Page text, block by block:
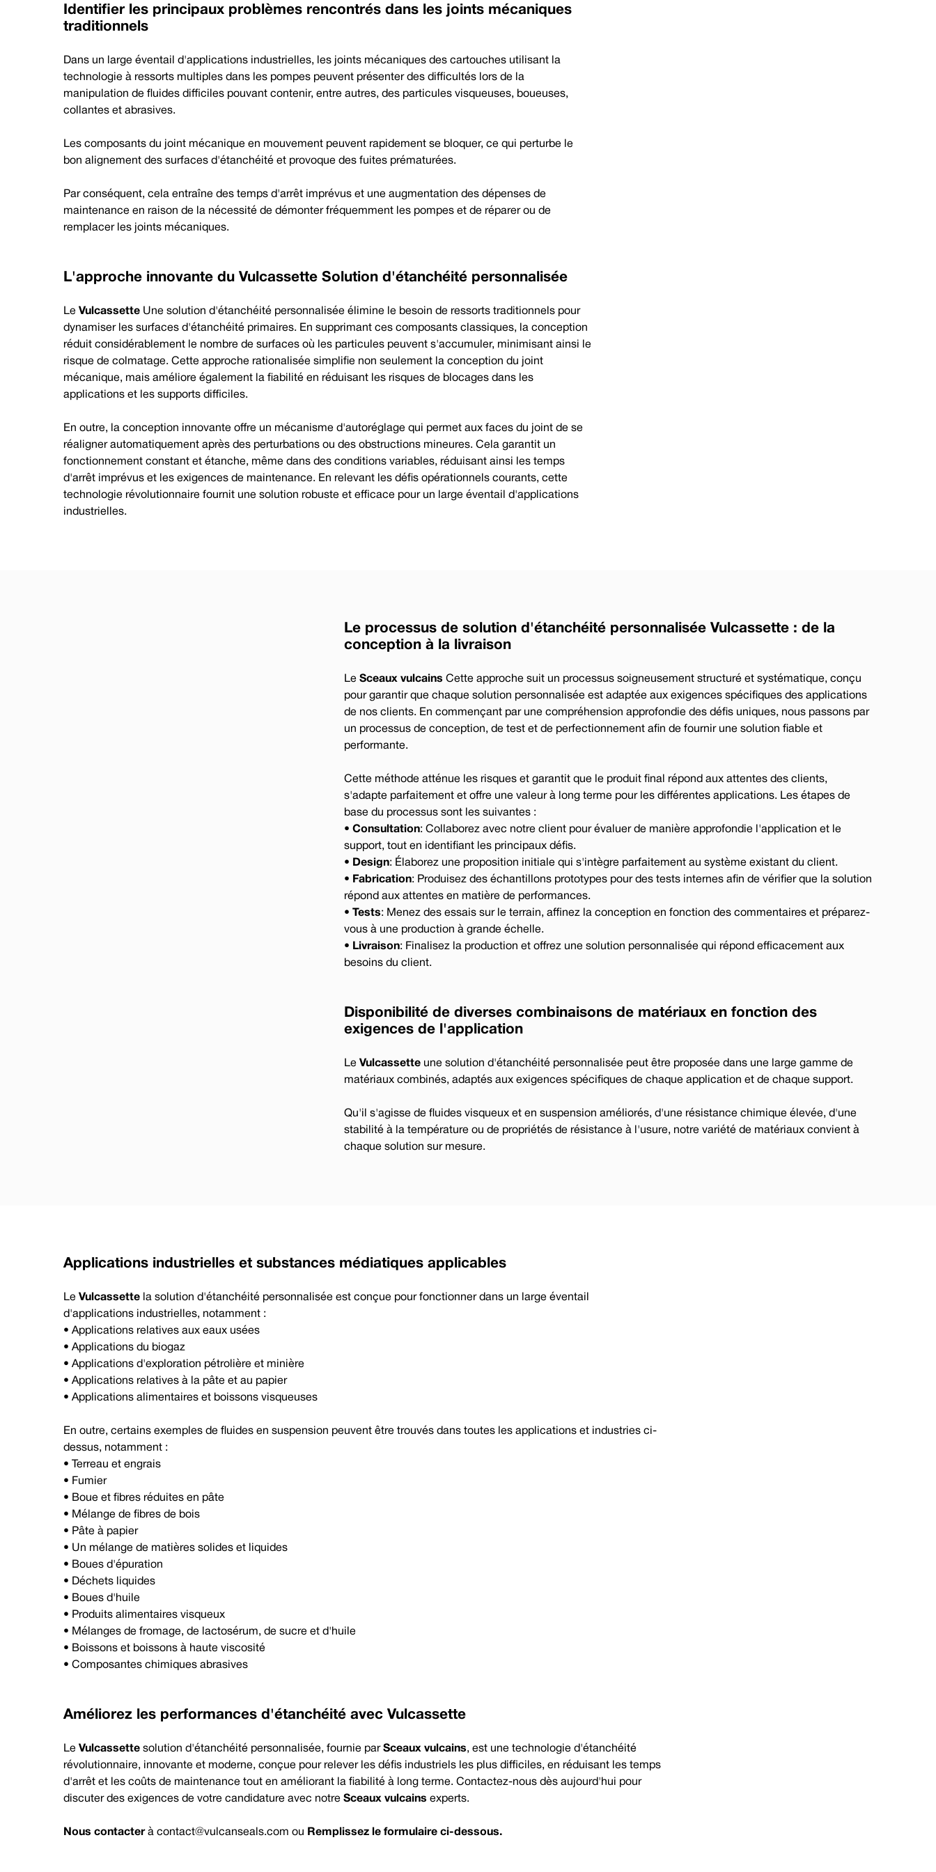
Email : contact@vulcanseals.com
Embrace Excellence - Vulcan Service, Quality and Value
Mechanical Seals | FEP/PFA Encapsulated ‘O’-rings | Gland Packing | Expanded PTFE Gasketing
Identifier les principaux problèmes rencontrés dans les joints mécaniques
traditionnels
Dans un large éventail d'applications industrielles, les joints mécaniques des cartouches utilisant la
technologie à ressorts multiples dans les pompes peuvent présenter des difficultés lors de la
manipulation de fluides difficiles pouvant contenir, entre autres, des particules visqueuses, boueuses,
collantes et abrasives.
Les composants du joint mécanique en mouvement peuvent rapidement se bloquer, ce qui perturbe le
bon alignement des surfaces d'étanchéité et provoque des fuites prématurées.
Par conséquent, cela entraîne des temps d'arrêt imprévus et une augmentation des dépenses de
maintenance en raison de la nécessité de démonter fréquemment les pompes et de réparer ou de
remplacer les joints mécaniques.
L'approche innovante duVulcassetteSolution d'étanchéité personnalisée
LeVulcassette Une solution d'étanchéité personnalisée élimine le besoin de ressorts traditionnels pour
dynamiser les surfaces d'étanchéité primaires. En supprimant ces composants classiques, la conception
réduit considérablement le nombre de surfaces où les particules peuvent s'accumuler, minimisant ainsi le
risque de colmatage. Cette approche rationalisée simplifie non seulement la conception du joint
mécanique, mais améliore également la fiabilité en réduisant les risques de blocages dans les
applications et les supports difficiles.
En outre, la conception innovante offre un mécanisme d'autoréglage qui permet aux faces du joint de se
réaligner automatiquement après des perturbations ou des obstructions mineures. Cela garantit un
fonctionnement constant et étanche, même dans des conditions variables, réduisant ainsi les temps
d'arrêt imprévus et les exigences de maintenance. En relevant les défis opérationnels courants, cette
technologie révolutionnaire fournit une solution robuste et efficace pour un large éventail d'applications
industrielles.
Le processus de solution d'étanchéité personnalisée Vulcassette : de la
conception à la livraison
LeSceaux vulcains Cette approche suit un processus soigneusement structuré et systématique, conçu
pour garantir que chaque solution personnalisée est adaptée aux exigences spécifiques des applications
de nos clients. En commençant par une compréhension approfondie des défis uniques, nous passons par
un processus de conception, de test et de perfectionnement afin de fournir une solution fiable et
performante.
Cette méthode atténue les risques et garantit que le produit final répond aux attentes des clients,
s'adapte parfaitement et offre une valeur à long terme pour les différentes applications. Les étapes de
base du processus sont les suivantes :
•Consultation: Collaborez avec notre client pour évaluer de manière approfondie l'application et le
support, tout en identifiant les principaux défis.
• Design: Élaborez une proposition initiale qui s'intègre parfaitement au système existant du client.
• Fabrication: Produisez des échantillons prototypes pour des tests internes afin de vérifier que la solution
répond aux attentes en matière de performances.
•
Tests: Menez des essais sur le terrain, affinez la conception en fonction des commentaires et préparez-
vous à une production à grande échelle.
• Livraison: Finalisez la production et offrez une solution personnalisée qui répond efficacement aux
besoins du client.
Disponibilité de diverses combinaisons de matériaux en fonction des
exigences de l'application
LeVulcassette une solution d'étanchéité personnalisée peut être proposée dans une large gamme de
matériaux combinés, adaptés aux exigences spécifiques de chaque application et de chaque support.
Qu'il s'agisse de fluides visqueux et en suspension améliorés, d'une résistance chimique élevée, d'une
stabilité à la température ou de propriétés de résistance à l'usure, notre variété de matériaux convient à
chaque solution sur mesure.
Applications industrielles et substances médiatiques applicables
LeVulcassette la solution d'étanchéité personnalisée est conçue pour fonctionner dans un large éventail
d'applications industrielles, notamment :
• Applications relatives aux eaux usées
• Applications du biogaz
• Applications d'exploration pétrolière et minière
• Applications relatives à la pâte et au papier
• Applications alimentaires et boissons visqueuses
En outre, certains exemples de fluides en suspension peuvent être trouvés dans toutes les applications et industries ci-
dessus, notamment :
• Terreau et engrais
• Fumier
• Boue et fibres réduites en pâte
• Mélange de fibres de bois
• Pâte à papier
• Un mélange de matières solides et liquides
• Boues d'épuration
• Déchets liquides
• Boues d'huile
• Produits alimentaires visqueux
• Mélanges de fromage, de lactosérum, de sucre et d'huile
• Boissons et boissons à haute viscosité
• Composantes chimiques abrasives
Améliorez les performances d'étanchéité avec Vulcassette
LeVulcassettesolution d'étanchéité personnalisée, fournie parSceaux vulcains, est une technologie d'étanchéité
révolutionnaire, innovante et moderne, conçue pour relever les défis industriels les plus difficiles, en réduisant les temps
d'arrêt et les coûts de maintenance tout en améliorant la fiabilité à long terme. Contactez-nous dès aujourd'hui pour
discuter des exigences de votre candidature avec notreSceaux vulcains experts.
Nous contacteràcontact@vulcanseals.com ou Remplissez le formulaire ci-dessous.